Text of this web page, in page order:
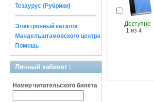
Тезаурус (Рубрики)
Электронный каталог
Мандельштамовского центра
Помощь
Личный кабинет :
Номер читательского билета
Доступно
1 из 4